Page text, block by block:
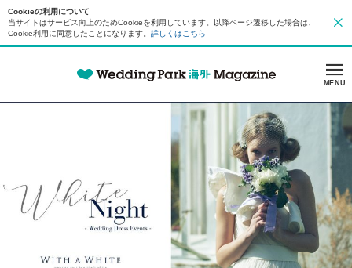
Cookieの利用について
当サイトはサービス向上のためCookieを利用しています。以降ページ遷移した場合は、
Cookie利用に同意したことになります。 詳しくはこちら
MENU